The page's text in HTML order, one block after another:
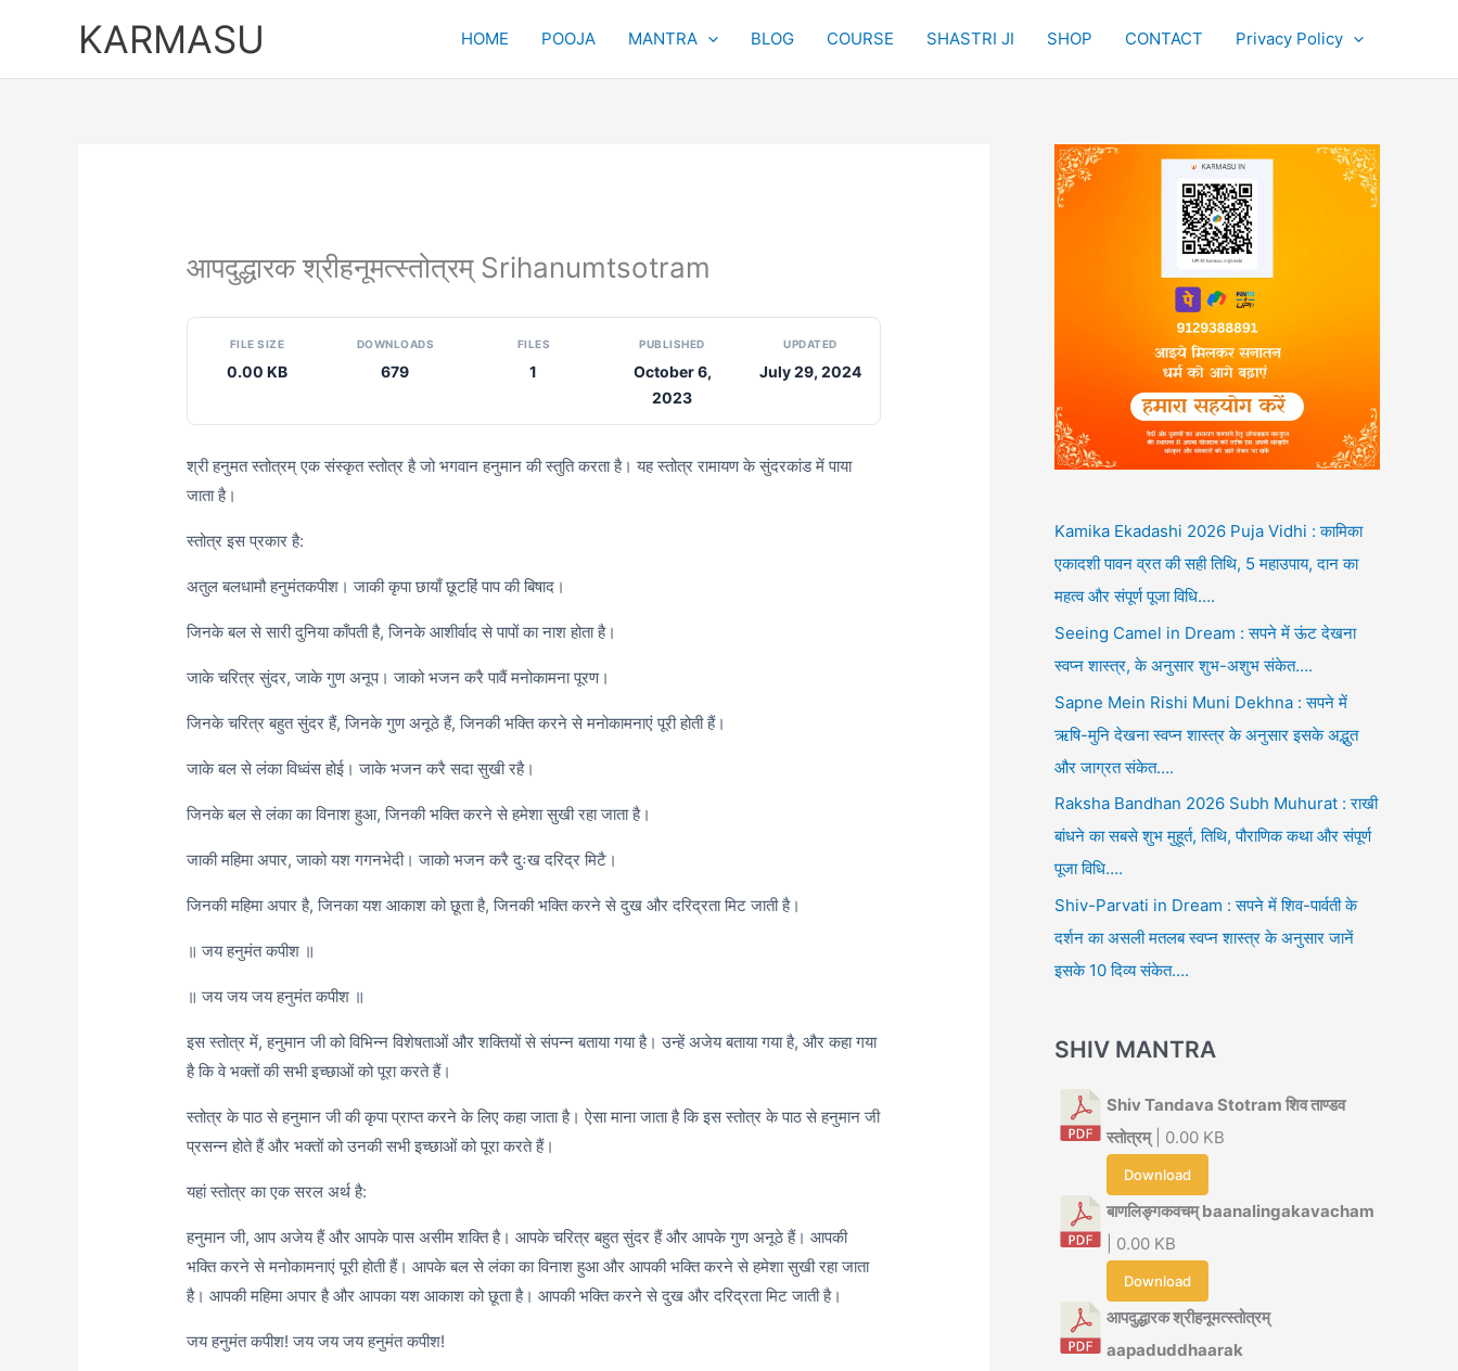
KARMASU HOME POOJA MANTRA BLOG COURSE SHASTRI JI SHOP CONTACT Privacy Policy
आपदुद्धारक श्रीहनूमत्स्तोत्रम् Srihanumtsotram
FILE SIZE
0.00 KB
DOWNLOADS
679
FILES
1
PUBLISHED
October 6,
2023
UPDATED
July 29, 2024
श्री हनुमत स्तोत्रम् एक संस्कृत स्तोत्र है जो भगवान हनुमान की स्तुति करता है। यह स्तोत्र रामायण के सुंदरकांड में पाया
जाता है।
स्तोत्र इस प्रकार है:
अतुल बलधामौ हनुमंतकपीश। जाकी कृपा छायाँ छूटहिं पाप की बिषाद।
जिनके बल से सारी दुनिया काँपती है, जिनके आशीर्वाद से पापों का नाश होता है।
जाके चरित्र सुंदर, जाके गुण अनूप। जाको भजन करै पावैं मनोकामना पूरण।
जिनके चरित्र बहुत सुंदर हैं, जिनके गुण अनूठे हैं, जिनकी भक्ति करने से मनोकामनाएं पूरी होती हैं।
जाके बल से लंका विध्वंस होई। जाके भजन करै सदा सुखी रहै।
जिनके बल से लंका का विनाश हुआ, जिनकी भक्ति करने से हमेशा सुखी रहा जाता है।
जाकी महिमा अपार, जाको यश गगनभेदी। जाको भजन करै दुःख दरिद्र मिटै।
जिनकी महिमा अपार है, जिनका यश आकाश को छूता है, जिनकी भक्ति करने से दुख और दरिद्रता मिट जाती है।
॥ जय हनुमंत कपीश ॥
॥ जय जय जय हनुमंत कपीश ॥
इस स्तोत्र में, हनुमान जी को विभिन्न विशेषताओं और शक्तियों से संपन्न बताया गया है। उन्हें अजेय बताया गया है, और कहा गया
है कि वे भक्तों की सभी इच्छाओं को पूरा करते हैं।
स्तोत्र के पाठ से हनुमान जी की कृपा प्राप्त करने के लिए कहा जाता है। ऐसा माना जाता है कि इस स्तोत्र के पाठ से हनुमान जी
प्रसन्न होते हैं और भक्तों को उनकी सभी इच्छाओं को पूरा करते हैं।
यहां स्तोत्र का एक सरल अर्थ है:
हनुमान जी, आप अजेय हैं और आपके पास असीम शक्ति है। आपके चरित्र बहुत सुंदर हैं और आपके गुण अनूठे हैं। आपकी
भक्ति करने से मनोकामनाएं पूरी होती हैं। आपके बल से लंका का विनाश हुआ और आपकी भक्ति करने से हमेशा सुखी रहा जाता
है। आपकी महिमा अपार है और आपका यश आकाश को छूता है। आपकी भक्ति करने से दुख और दरिद्रता मिट जाती है।
जय हनुमंत कपीश! जय जय जय हनुमंत कपीश!
Kamika Ekadashi 2026 Puja Vidhi : कामिका
एकादशी पावन व्रत की सही तिथि, 5 महाउपाय, दान का
महत्व और संपूर्ण पूजा विधि….
Seeing Camel in Dream : सपने में ऊंट देखना
स्वप्न शास्त्र, के अनुसार शुभ-अशुभ संकेत….
Sapne Mein Rishi Muni Dekhna : सपने में
ऋषि-मुनि देखना स्वप्न शास्त्र के अनुसार इसके अद्भुत
और जाग्रत संकेत….
Raksha Bandhan 2026 Subh Muhurat : राखी
बांधने का सबसे शुभ मुहूर्त, तिथि, पौराणिक कथा और संपूर्ण
पूजा विधि….
Shiv-Parvati in Dream : सपने में शिव-पार्वती के
दर्शन का असली मतलब स्वप्न शास्त्र के अनुसार जानें
इसके 10 दिव्य संकेत….
SHIV MANTRA
Shiv Tandava Stotram शिव ताण्डव
स्तोत्रम्| 0.00 KB
Download
बाणलिङ्गकवचम् baanalingakavacham
| 0.00 KB
Download
आपदुद्धारक श्रीहनूमत्स्तोत्रम्
aapaduddhaarak